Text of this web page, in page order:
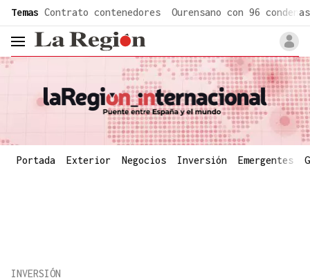
Temas Contrato contenedores Ourensano con 96 condenas
header.menu.open
Portada Exterior Negocios Inversión Emergentes
INVERSIÓN